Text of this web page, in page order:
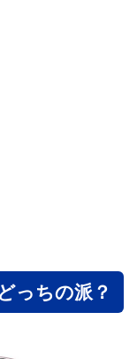
っちの派？